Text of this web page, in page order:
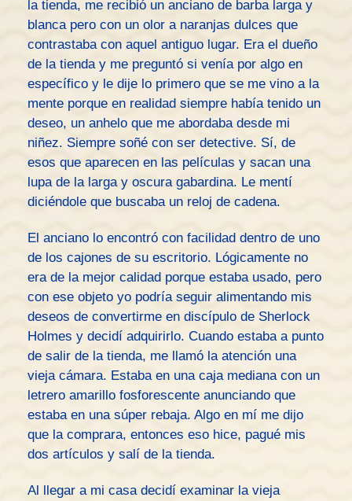
la tienda, me recibió un anciano de barba larga y
blanca pero con un olor a naranjas dulces que
contrastaba con aquel antiguo lugar. Era el dueño
de la tienda y me preguntó si venía por algo en
específico y le dije lo primero que se me vino a la
mente porque en realidad siempre había tenido un
deseo, un anhelo que me abordaba desde mi
niñez. Siempre soñé con ser detective. Sí, de
esos que aparecen en las películas y sacan una
lupa de la larga y oscura gabardina. Le mentí
diciéndole que buscaba un reloj de cadena.
El anciano lo encontró con facilidad dentro de uno
de los cajones de su escritorio. Lógicamente no
era de la mejor calidad porque estaba usado, pero
con ese objeto yo podría seguir alimentando mis
deseos de convertirme en discípulo de Sherlock
Holmes y decidí adquirirlo. Cuando estaba a punto
de salir de la tienda, me llamó la atención una
vieja cámara. Estaba en una caja mediana con un
letrero amarillo fosforescente anunciando que
estaba en una súper rebaja. Algo en mí me dijo
que la comprara, entonces eso hice, pagué mis
dos artículos y salí de la tienda.
Al llegar a mi casa decidí examinar la vieja